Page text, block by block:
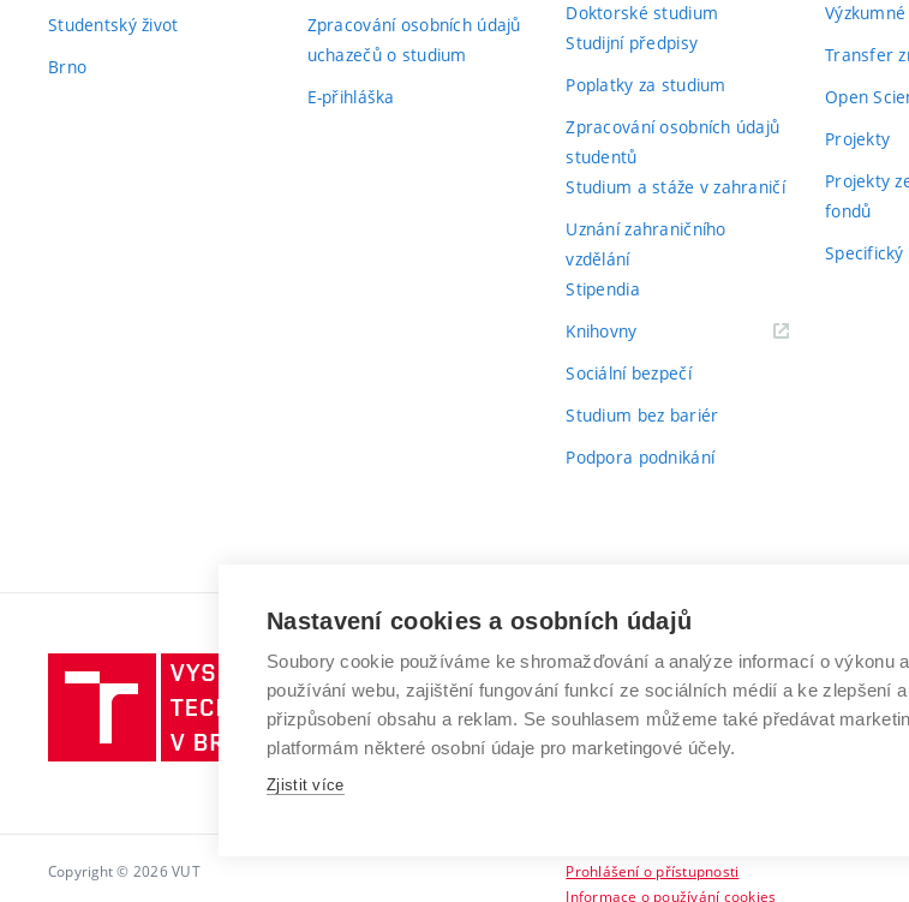
Studentský život
Brno
Zpracování osobních údajů
uchazečů o studium
E-přihláška
Doktorské studium
Studijní předpisy
Poplatky za studium
Zpracování osobních údajů
studentů
Studium a stáže v zahraničí
Uznání zahraničního
vzdělání
Stipendia
Knihovny(externí
Sociální bezpečí
Studium bez bariér
Podpora podnikání
Transfer
Open
Projekty
Projekty
fondů
Specifický
Vysoké
učení
technické
v
VYSOKÉ UČENÍ TECHNICKÉ V BRNĚ
Antonínská 548/1
602 00 Brno
www.vut.cz
Copyright © 2026 VUT
Prohlášení o přístupnosti
Informace o používání cookies
Nastavení cookies a osobních údajů
Soubory cookie používáme ke shromažďování a analýze informací o výkonu a
používání webu, zajištění fungování funkcí ze sociálních médií a ke zlepšení a
přizpůsobení obsahu a reklam. Se souhlasem můžeme také předávat
platformám některé osobní údaje pro marketingové účely.
Zjistit více